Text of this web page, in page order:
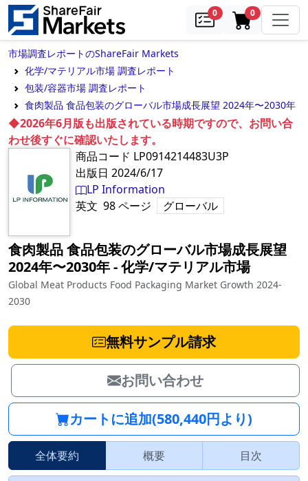
0samples0in cart
市場調査レポートのShareFair Markets
化学/マテリアル市場 調査レポート
包装/容器市場 調査レポート
食肉製品 食品包装のグローバル市場成長展望 2024年〜2030年
◆2026年6月版も出版されている時期ですので、お問い合
わせ後すぐに確認いたします。
商品コード LP0914214483U3P
出版日 2024/6/17
LP Information
英文 98ページ グローバル
食肉製品 食品包装のグローバル市場成長展望
2024年〜2030年‐化学/マテリアル市場
Global Meat Products Food Packaging Market Growth 2024-
2030
無料サンプル請求
お問い合わせ
カートに追加(580,440円より)
全体要約 概要 目次